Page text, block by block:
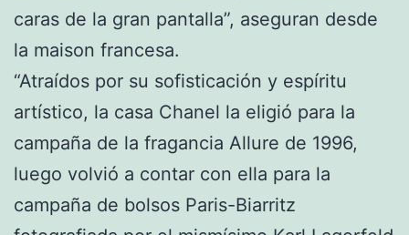
caras de la gran pantalla”, aseguran desde
la maison francesa.
“Atraídos por su sofisticación y espíritu
artístico, la casa Chanel la eligió para la
campaña de la fragancia Allure de 1996,
luego volvió a contar con ella para la
campaña de bolsos Paris-Biarritz